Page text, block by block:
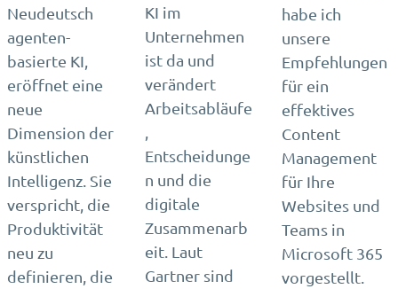
Neudeutsch
agenten-
basierte KI,
eröffnet eine
neue
Dimension der
künstlichen
Intelligenz. Sie
verspricht, die
Produktivität
neu zu
definieren, die
KI im
Unternehmen
ist da und
verändert
Arbeitsabläufe
Entscheidunge
n und die
digitale
Zusammenarb
eit. Laut
Gartner sind
habe ich
unsere
Empfehlungen
für ein
effektives
Content
Management
für Ihre
Websites und
Teams in
Microsoft 365
vorgestellt.